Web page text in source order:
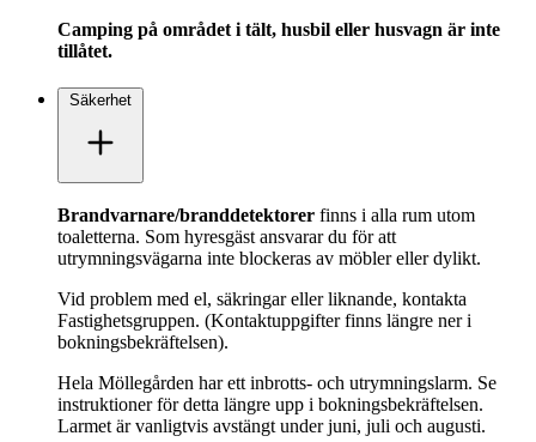
Camping på området i tält, husbil eller husvagn är inte
tillåtet.
Säkerhet
Brandvarnare/branddetektorer finns i alla rum utom
toaletterna. Som hyresgäst ansvarar du för att
utrymningsvägarna inte blockeras av möbler eller dylikt.
Vid problem med el, säkringar eller liknande, kontakta
Fastighetsgruppen. (Kontaktuppgifter finns längre ner i
bokningsbekräftelsen).
Hela Möllegården har ett inbrotts- och utrymningslarm. Se
instruktioner för detta längre upp i bokningsbekräftelsen.
Larmet är vanligtvis avstängt under juni, juli och augusti.